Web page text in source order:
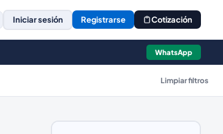
Iniciar sesión Registrarse Cotización
WhatsApp
Limpiar filtros